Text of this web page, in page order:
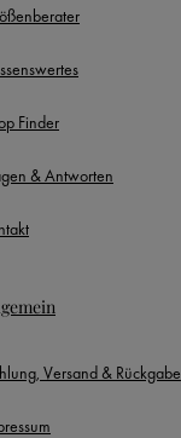
Finder
& Antworten
Versand & Rückgabe